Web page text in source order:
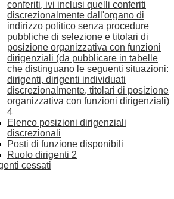
conferiti, ivi inclusi quelli conferiti
discrezionalmente dall'organo di
indirizzo politico senza procedure
pubbliche di selezione e titolari di
posizione organizzativa con funzioni
dirigenziali (da pubblicare in tabelle
che distinguano le seguenti situazioni:
dirigenti, dirigenti individuati
discrezionalmente, titolari di posizione
organizzativa con funzioni dirigenziali)
4
Elenco posizioni dirigenziali
discrezionali
Posti di funzione disponibili
Ruolo dirigenti 2
cessati